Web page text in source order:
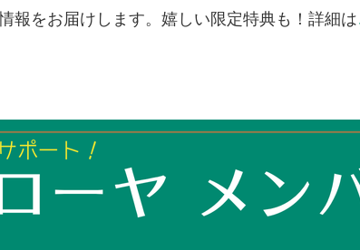
報をお届けします。嬉しい限定特典も！詳細は